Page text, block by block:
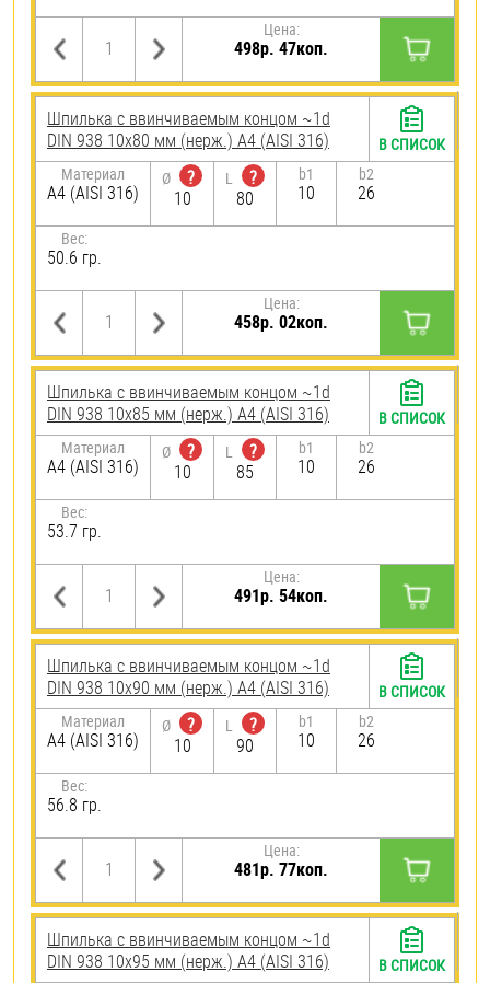
Цена:
498р. 47коп.
Шпилька c ввинчиваемым концом ~1d
DIN 938 10х80 мм (нерж.) A4 (AISI 316)
Материал
A4 (AISI 316)
Ø
?
10
L
?
80
b1
10
b2
26
Вес:
50.6 гр.
Цена:
458р. 02коп.
В СПИСОК
Шпилька c ввинчиваемым концом ~1d
DIN 938 10х85 мм (нерж.) A4 (AISI 316)
Материал
A4 (AISI 316)
Ø
?
10
L
?
85
b1
10
b2
26
Вес:
53.7 гр.
Цена:
491р. 54коп.
В СПИСОК
Шпилька c ввинчиваемым концом ~1d
DIN 938 10х90 мм (нерж.) A4 (AISI 316)
Материал
A4 (AISI 316)
Ø
?
10
L
?
90
b1
10
b2
26
Вес:
56.8 гр.
Цена:
481р. 77коп.
В СПИСОК
Шпилька c ввинчиваемым концом ~1d
DIN 938 10х95 мм (нерж.) A4 (AISI 316)
В СПИСОК